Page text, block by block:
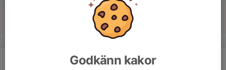
v.34
Godkänn kakor